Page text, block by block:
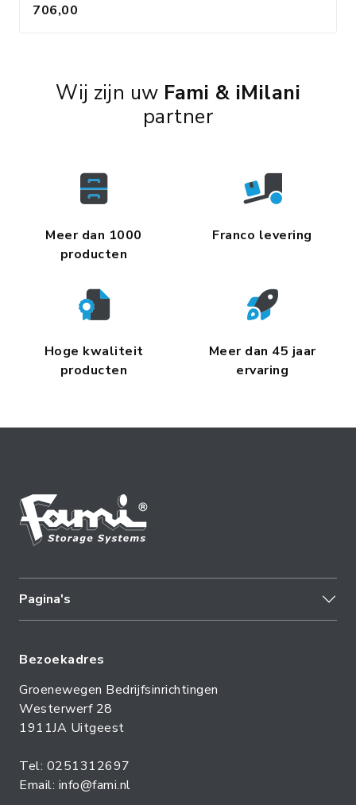
706,00
Wij zijn uw Fami & iMilani
partner
Meer dan 1000
producten
Franco levering
Hoge kwaliteit
producten
Meer dan 45 jaar
ervaring
Pagina's
Bezoekadres
Groenewegen Bedrijfsinrichtingen
Westerwerf 28
1911JA Uitgeest
Tel: 0251312697
Email: info@fami.nl